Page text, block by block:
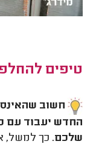
טיפים
חשוב
החדש יעבוד עם
שלכם. כך למשל,